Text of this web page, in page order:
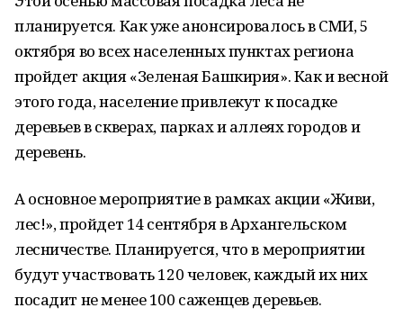
планируется. Как уже анонсировалось в СМИ, 5
октября во всех населенных пунктах региона
пройдет акция «Зеленая Башкирия». Как и весной
этого года, население привлекут к посадке
деревьев в скверах, парках и аллеях городов и
деревень.
А основное мероприятие в рамках акции «Живи,
лес!», пройдет 14 сентября в Архангельском
лесничестве. Планируется, что в мероприятии
будут участвовать 120 человек, каждый их них
посадит не менее 100 саженцев деревьев.